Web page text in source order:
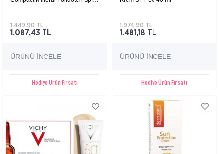
görünüm sağlar.
1.087,43 TL
1.449,90 TL
Hediye Ürün Fırsatı
ÜRÜNÜ İNCELE
1.481,18 TL
1.974,90 TL
Hediye Ürün Fırsatı
ÜRÜNÜ İNCELE